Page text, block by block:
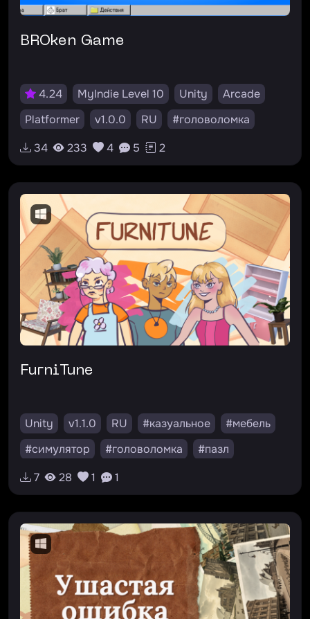
BROken Game
4.24 MyIndie Level 10 Unity
Arcade
Platformer
v1.0.0 RU
#головоломка
#аркада
34 233 4 5 2
FurniTune
Unity v1.1.0 RU #казуальное
#мебель
#симулятор
#головоломка
#пазл
7
28 1 1